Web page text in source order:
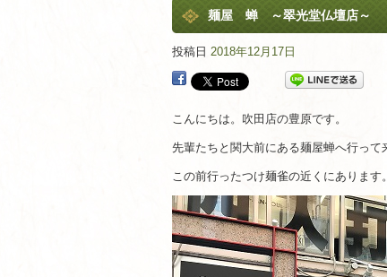
麺屋 蝉 ～翠光堂仏壇店～
投稿日 2018年12月17日
こんにちは。吹田店の豊原です。
先輩たちと関大前にある麺屋蝉へ行って
この前行ったつけ麺雀の近くにあります